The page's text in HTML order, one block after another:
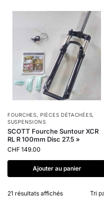
FOURCHES,PIÈCES DÉTACHÉES,
SUSPENSIONS
SCOTT Fourche Suntour XCR
RL R 100mm Disc 27.5 »
CHF 149.00
Ajouter au panier
21 résultats affichés